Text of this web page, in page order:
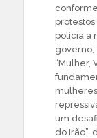
polícia a
“Mulher,
um
do Irão”,